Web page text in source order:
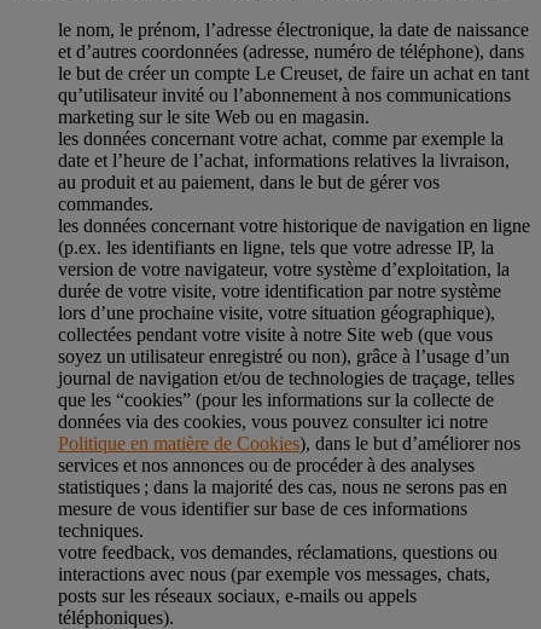
le nom, le prénom, l’adresse électronique, la date de naissance
et d’autres coordonnées (adresse, numéro de téléphone), dans
le but de créer un compte Le Creuset, de faire un achat en tant
qu’utilisateur invité ou l’abonnement à nos communications
marketing sur le site Web ou en magasin.
les données concernant votre achat, comme par exemple la
date et l’heure de l’achat, informations relatives la livraison,
au produit et au paiement, dans le but de gérer vos
commandes.
les données concernant votre historique de navigation en ligne
(p.ex. les identifiants en ligne, tels que votre adresse IP, la
version de votre navigateur, votre système d’exploitation, la
durée de votre visite, votre identification par notre système
lors d’une prochaine visite, votre situation géographique),
collectées pendant votre visite à notre Site web (que vous
soyez un utilisateur enregistré ou non), grâce à l’usage d’un
journal de navigation et/ou de technologies de traçage, telles
que les “cookies” (pour les informations sur la collecte de
données via des cookies, vous pouvez consulter ici notre
Politique en matière de Cookies), dans le but d’améliorer nos
services et nos annonces ou de procéder à des analyses
statistiques ; dans la majorité des cas, nous ne serons pas en
mesure de vous identifier sur base de ces informations
techniques.
votre feedback, vos demandes, réclamations, questions ou
interactions avec nous (par exemple vos messages, chats,
posts sur les réseaux sociaux, e-mails ou appels
téléphoniques).